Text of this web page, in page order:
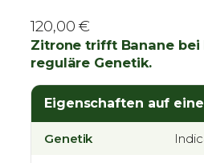
120,00€
Zitrone trifft Banane bei
reguläre Genetik.
Eigenschaften auf
Genetik